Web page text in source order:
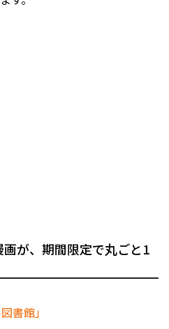
が、期間限定で丸ごと1